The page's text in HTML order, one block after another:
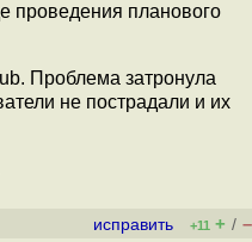
проведения планового
Проблема затронула
не пострадали и их
исправить +11 + / –